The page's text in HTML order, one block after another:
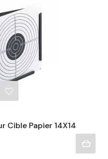
Cible Papier 14X14